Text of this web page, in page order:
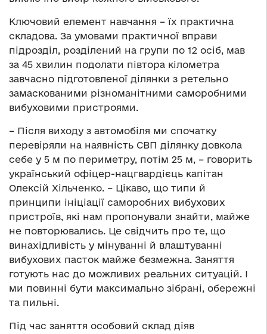
Ключовий елемент навчання – їх практична
складова. За умовами практичної вправи
підрозділ, розділений на групи по 12 осіб, мав
за 45 хвилин подолати півтора кілометра
завчасно підготовленої ділянки з ретельно
замаскованими різноманітними саморобними
вибуховими пристроями.
– Після виходу з автомобіля ми спочатку
перевіряли на наявність СВП ділянку довкола
себе у 5 м по периметру, потім 25 м, – говорить
український офіцер-нацгвардієць капітан
Олексій Хільченко. – Цікаво, що типи й
принципи ініціації саморобних вибухових
пристроїв, які нам пропонували знайти, майже
не повторювались. Це свідчить про те, що
винахідливість у мінуванні й влаштуванні
вибухових пасток майже безмежна. Заняття
готують нас до можливих реальних ситуацій. І
ми повинні бути максимально зібрані, обережні
та пильні.
Під час заняття особовий склад діяв